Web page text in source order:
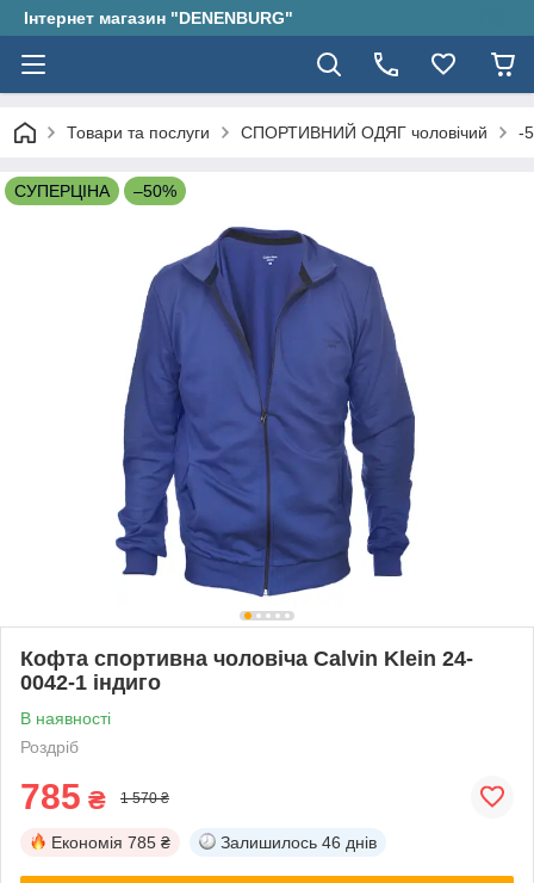
Інтернет магазин "DENENBURG"
Товари та послуги СПОРТИВНИЙ ОДЯГ чоловічий -
СУПЕРЦІНА –50%
Кофта спортивна чоловіча Calvin Klein 24-
0042-1 індиго
В наявності
Роздріб
785 ₴ 1 570 ₴
Економія 785 ₴ Залишилось 46 днів